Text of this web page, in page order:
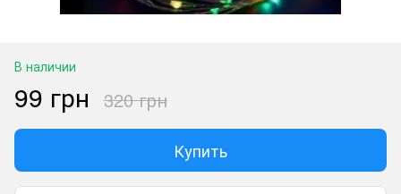
В наличии
99 грн 320 грн
Купить